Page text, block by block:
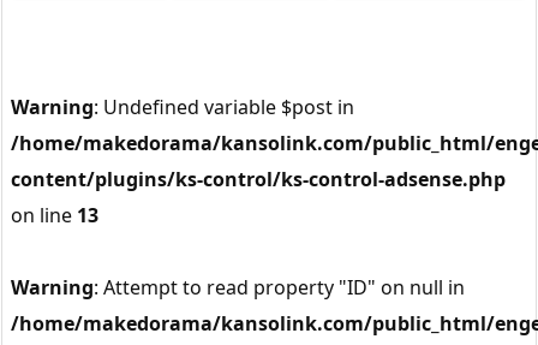
Warning: Undefined variable $post in
/home/makedorama/kansolink.com/public_html/
content/plugins/ks-control/ks-control-adsense.php
on line 13
Warning: Attempt to read property "ID" on null in
/home/makedorama/kansolink.com/public_html/